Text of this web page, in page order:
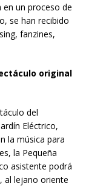
un proceso de
se han recibido
fanzines,
original
del
Eléctrico,
la música para
la Pequeña
asistente podrá
al lejano oriente